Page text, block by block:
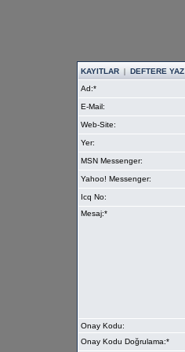
KAYITLAR | DEFTERE YAZ
Ad:*
E-Mail:
Web-Site:
Yer:
MSN Messenger:
Yahoo! Messenger:
Icq No:
Mesaj:*
Onay Kodu:
Onay Kodu Doğrulama:*